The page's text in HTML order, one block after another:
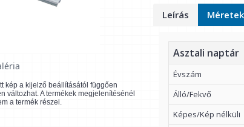
kép a kijelző beállításától függően
változhat. A termékek megjelenítésénél
a termék részei.
Leírás
Asztali naptár
Évszám
Álló/Fekvő
Képes/Kép nélküli